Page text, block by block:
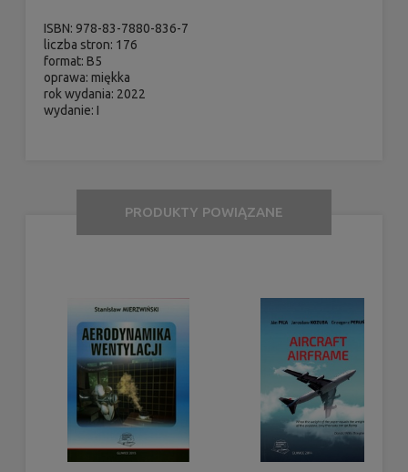
ISBN: 978-83-7880-836-7
liczba stron: 176
format: B5
oprawa: miękka
rok wydania: 2022
wydanie: I
PRODUKTY POWIĄZANE